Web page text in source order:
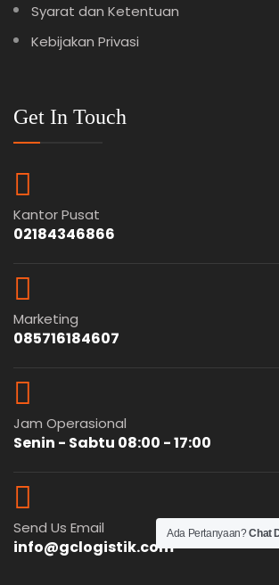
Syarat dan Ketentuan
Kebijakan Privasi
Get In Touch
Kantor Pusat
02184346866
Marketing
085716184607
Jam Operasional
Senin - Sabtu 08:00 - 17:00
Send Us Email
info@gclogistik.com
Ada Pertanyaan?Chat